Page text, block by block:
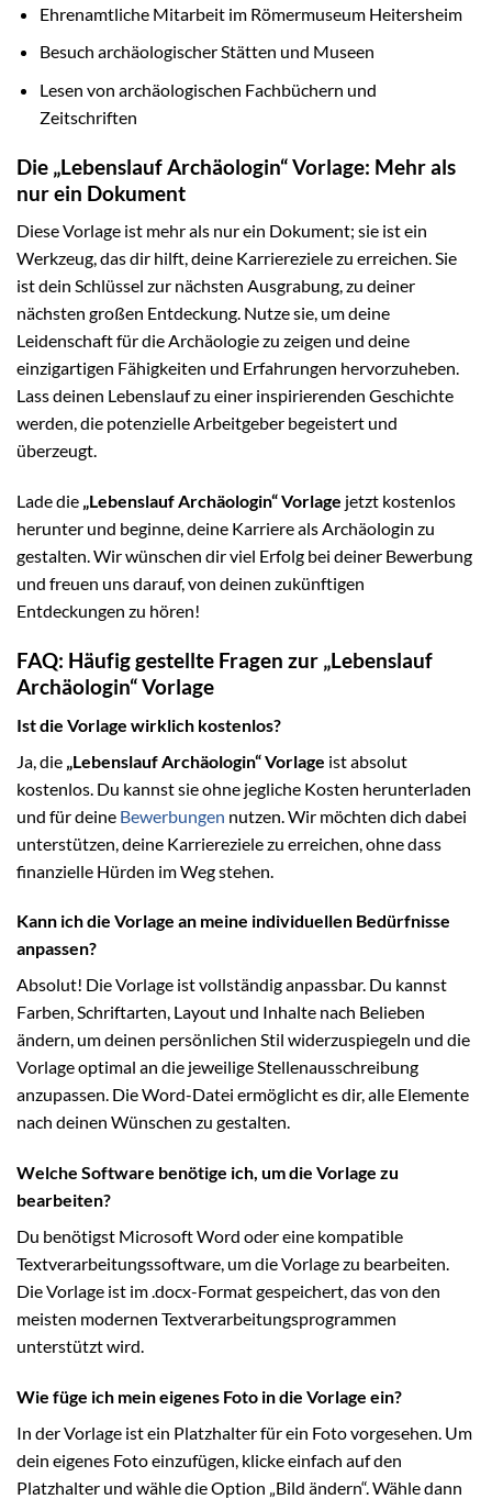
Ehrenamtliche Mitarbeit im Römermuseum Heitersheim
Besuch archäologischer Stätten und Museen
Lesen von archäologischen Fachbüchern und
Zeitschriften
Die „Lebenslauf Archäologin“ Vorlage: Mehr als
nur ein Dokument
Diese Vorlage ist mehr als nur ein Dokument; sie ist ein
Werkzeug, das dir hilft, deine Karriereziele zu erreichen. Sie
ist dein Schlüssel zur nächsten Ausgrabung, zu deiner
nächsten großen Entdeckung. Nutze sie, um deine
Leidenschaft für die Archäologie zu zeigen und deine
einzigartigen Fähigkeiten und Erfahrungen hervorzuheben.
Lass deinen Lebenslauf zu einer inspirierenden Geschichte
werden, die potenzielle Arbeitgeber begeistert und
überzeugt.
Lade die „Lebenslauf Archäologin“ Vorlage jetzt kostenlos
herunter und beginne, deine Karriere als Archäologin zu
gestalten. Wir wünschen dir viel Erfolg bei deiner Bewerbung
und freuen uns darauf, von deinen zukünftigen
Entdeckungen zu hören!
FAQ: Häufig gestellte Fragen zur „Lebenslauf
Archäologin“ Vorlage
Ist die Vorlage wirklich kostenlos?
Ja, die „Lebenslauf Archäologin“ Vorlage ist absolut
kostenlos. Du kannst sie ohne jegliche Kosten herunterladen
und für deine Bewerbungen nutzen. Wir möchten dich dabei
unterstützen, deine Karriereziele zu erreichen, ohne dass
finanzielle Hürden im Weg stehen.
Kann ich die Vorlage an meine individuellen Bedürfnisse
anpassen?
Absolut! Die Vorlage ist vollständig anpassbar. Du kannst
Farben, Schriftarten, Layout und Inhalte nach Belieben
ändern, um deinen persönlichen Stil widerzuspiegeln und die
Vorlage optimal an die jeweilige Stellenausschreibung
anzupassen. Die Word-Datei ermöglicht es dir, alle Elemente
nach deinen Wünschen zu gestalten.
Welche Software benötige ich, um die Vorlage zu
bearbeiten?
Du benötigst Microsoft Word oder eine kompatible
Textverarbeitungssoftware, um die Vorlage zu bearbeiten.
Die Vorlage ist im .docx-Format gespeichert, das von den
meisten modernen Textverarbeitungsprogrammen
unterstützt wird.
Wie füge ich mein eigenes Foto in die Vorlage ein?
In der Vorlage ist ein Platzhalter für ein Foto vorgesehen. Um
dein eigenes Foto einzufügen, klicke einfach auf den
Platzhalter und wähle die Option „Bild ändern“. Wähle dann